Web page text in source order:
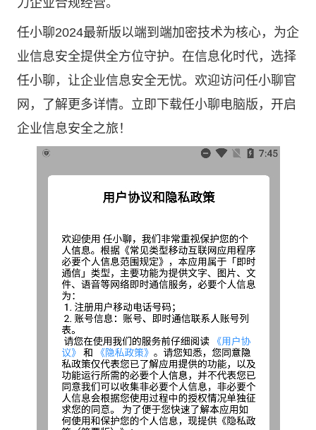
力企业合规经营。
任小聊2024最新版以端到端加密技术为核心，为企
业信息安全提供全方位守护。在信息化时代，选择
任小聊，让企业信息安全无忧。欢迎访问 任小聊官
网 ，了解更多详情。立即下载任小聊电脑版，开启
企业信息安全之旅！